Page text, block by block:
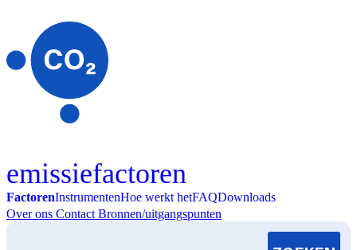
emissiefactoren
FactorenInstrumentenHoe werkt hetFAQDownloads
Over ons Contact Bronnen/uitgangspunten